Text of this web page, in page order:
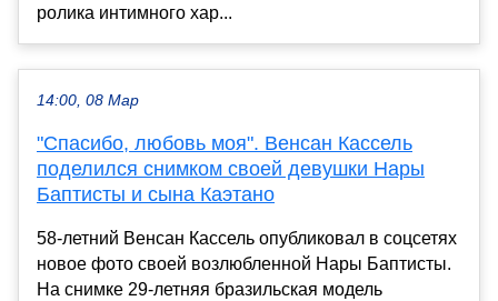
ролика интимного хар...
14:00, 08 Мар
"Спасибо, любовь моя". Венсан Кассель
поделился снимком своей девушки Нары
Баптисты и сына Каэтано
58-летний Венсан Кассель опубликовал в соцсетях
новое фото своей возлюбленной Нары Баптисты.
На снимке 29-летняя бразильская модель